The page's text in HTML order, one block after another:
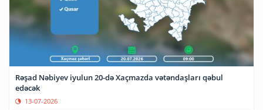
Rəşad Nəbiyev iyulun 20-də Xaçmazda vətəndaşları qəbul
edəcək
13-07-2026